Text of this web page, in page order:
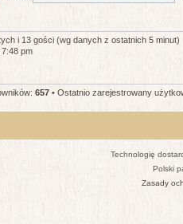
i 13 gości (wg danych z ostatnich 5 minut)
7:48 pm
657 • Ostatnio zarejestrowany
Technologię
Polski
Zasady